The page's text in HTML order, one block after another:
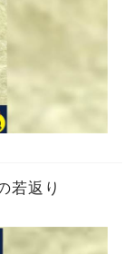
若返り